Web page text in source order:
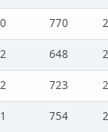
0 770
2 648
2 723
1 754